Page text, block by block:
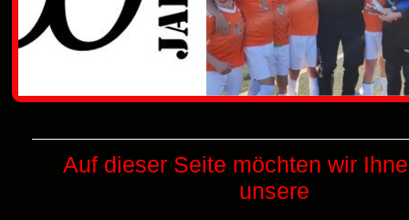
Auf dieser Seite möchten wir
unsere